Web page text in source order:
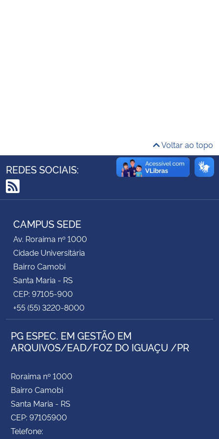
Controladoria-Geral da União
Secretaria-Geral
Secretaria de Governo
Gabinete de Segurança Institucional
Advocacia-Geral da União
Banco Central do Brasil
Planalto
Voltar ao topo
REDES SOCIAIS:
RSS
CAMPUS SEDE
Av. Roraima nº 1000
Cidade Universitária
Bairro Camobi
Santa Maria - RS
CEP: 97105-900
+55 (55) 3220-8000
PG ESPEC. EM GESTÃO EM
ARQUIVOS/EAD/FOZ DO IGUAÇU /PR
Roraima nº 1000
Bairro Camobi
Santa Maria - RS
CEP: 97105900
Telefone: